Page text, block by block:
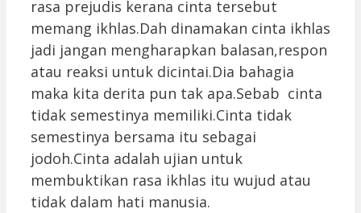
rasa prejudis kerana cinta tersebut
memang ikhlas.Dah dinamakan cinta ikhlas
jadi jangan mengharapkan balasan,respon
atau reaksi untuk dicintai.Dia bahagia
maka kita derita pun tak apa.Sebab cinta
tidak semestinya memiliki.Cinta tidak
semestinya bersama itu sebagai
jodoh.Cinta adalah ujian untuk
membuktikan rasa ikhlas itu wujud atau
tidak dalam hati manusia.